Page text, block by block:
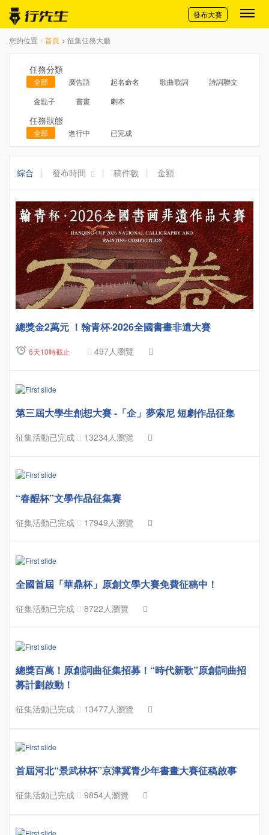
切換導航
發布大賽
您的位置： 首頁 > 征集任務大廳
任務分類
全部 廣告語 起名命名 歌曲歌詞
詩詞聯文
金點子
書畫 劇本
任務狀態
全部 進行中 已完成
綜合 | 發布時間 | 稿件數 | 金額
總獎金2萬元 ！翰青杯·2026全國書畫非遺大賽
6天10時截止 497人瀏覽
第三屆大學生創想大賽 -「企」夢索尼 短劇作品征集
征集活動已完成 13234人瀏覽
“春酲杯”文學作品征集賽
征集活動已完成 17949人瀏覽
全國首屆「華鼎杯」原創文學大賽免費征稿中！
征集活動已完成 8722人瀏覽
總獎百萬！原創詞曲征集招募！“時代新歌”原創詞曲招
募計劃啟動！
征集活動已完成 13477人瀏覽
首屆河北“景武林杯”京津冀青少年書畫大賽征稿啟事
征集活動已完成 9854人瀏覽